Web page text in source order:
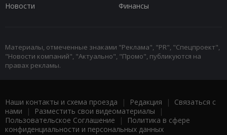
Новости
Финансы
Материалы, отмеченные знаками "Реклама", "PR", "Спецпроект",
"Новости компаний", "Актуально", "Промо", публикуются на
правах рекламы.
Наши контакты и схема проезда | Редакция | Связаться с
нами | Разместить свои видеоматериалы |
Пользовательское Соглашение |
Политика в сфере
конфиденциальности и персональных данных